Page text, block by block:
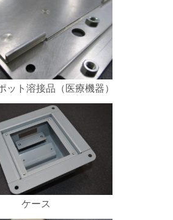
ット溶接品（医療機器）
ケース